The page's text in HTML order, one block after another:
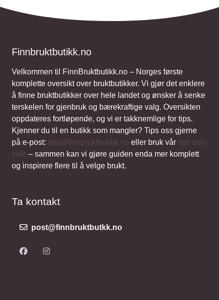
Finnbruktbutikk.no
Velkommen til FinnBruktbutikk.no – Norges første
komplette oversikt over bruktbutikker. Vi gjør det enklere
å finne bruktbutikker over hele landet og ønsker å senke
terskelen for gjenbruk og bærekraftige valg. Oversikten
oppdateres fortløpende, og vi er takknemlige for tips.
Kjenner du til en butikk som mangler? Tips oss gjerne
på e-post: tips@finnbruktbutikk.no eller bruk vår tips oss-
side – sammen kan vi gjøre guiden enda mer komplett
og inspirere flere til å velge brukt.
Ta kontakt
post@finnbruktbutkk.no